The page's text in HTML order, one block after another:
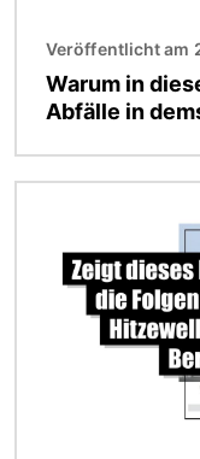
Veröffentlicht am
Warum in
Abfälle in